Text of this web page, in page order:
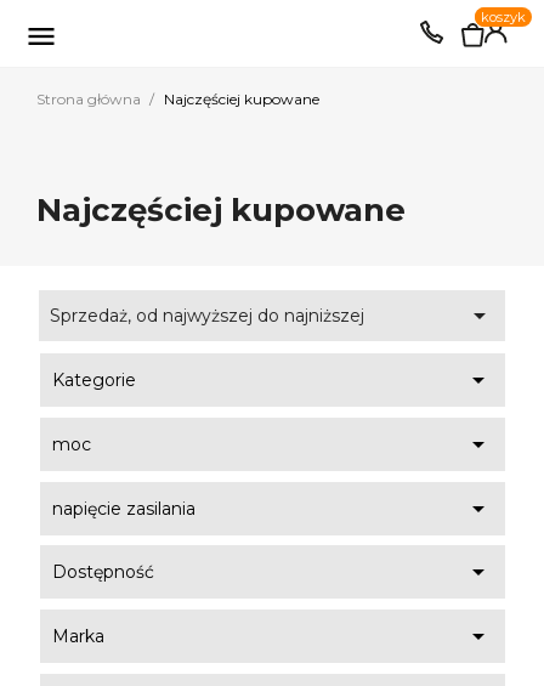
EUR PLN

0
koszyk
Strona główna Najczęściej kupowane
Najczęściej kupowane
Sprzedaż, od najwyższej do najniższej 
Kategorie 
moc 
napięcie zasilania 
Dostępność 
Marka 